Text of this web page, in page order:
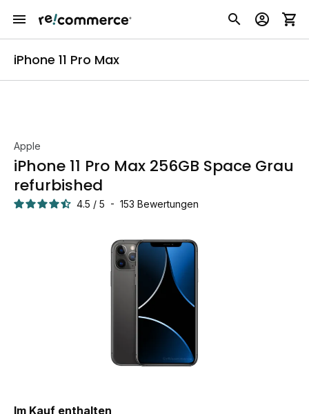
iPhone 11 Pro Max
Apple
iPhone 11 Pro Max 256GB Space Grau
refurbished
4.5 / 5 - 153 Bewertungen
Im Kauf enthalten